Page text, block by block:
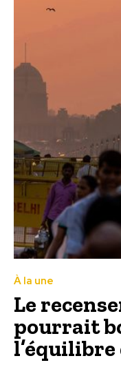
À la une
Le
pourrait
l’équilibre